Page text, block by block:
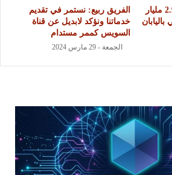
«مايكروسوفت» تستثمر 2.9 مليار
الفريق ربيع: نستمر في تقديم
خدماتنا ونؤكد لابديل عن قناة
السويس كممر مستدام
الجمعة - 29 مارس 2024